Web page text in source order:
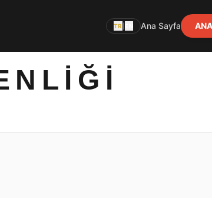
TR Ana Sayfa